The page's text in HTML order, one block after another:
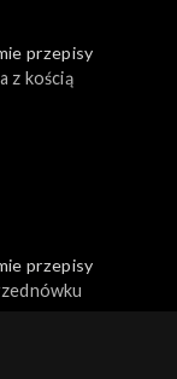
przepisy
z kością
przepisy